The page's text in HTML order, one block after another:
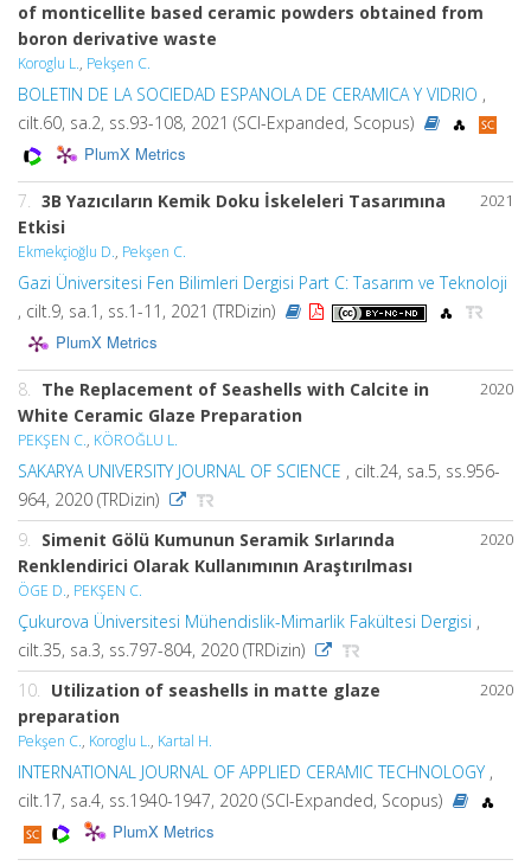
of monticellite based ceramic powders obtained from
boron derivative waste
Koroglu L., Pekşen C.
BOLETIN DE LA SOCIEDAD ESPANOLA DE CERAMICA Y VIDRIO ,
cilt.60, sa.2, ss.93-108, 2021 (SCI-Expanded, Scopus)
PlumX Metrics
2021
7. 3B Yazıcıların Kemik Doku İskeleleri Tasarımına
Etkisi
Ekmekçioğlu D., Pekşen C.
Gazi Üniversitesi Fen Bilimleri Dergisi Part C: Tasarım ve Teknoloji
, cilt.9, sa.1, ss.1-11, 2021 (TRDizin)
PlumX Metrics
2020
8. The Replacement of Seashells with Calcite in
White Ceramic Glaze Preparation
PEKŞEN C., KÖROĞLU L.
SAKARYA UNIVERSITY JOURNAL OF SCIENCE , cilt.24, sa.5, ss.956-
964, 2020 (TRDizin)
2020
9. Simenit Gölü Kumunun Seramik Sırlarında
Renklendirici Olarak Kullanımının Araştırılması
ÖGE D., PEKŞEN C.
Çukurova Üniversitesi Mühendislik-Mimarlik Fakültesi Dergisi ,
cilt.35, sa.3, ss.797-804, 2020 (TRDizin)
2020
10. Utilization of seashells in matte glaze
preparation
Pekşen C., Koroglu L., Kartal H.
INTERNATIONAL JOURNAL OF APPLIED CERAMIC TECHNOLOGY ,
cilt.17, sa.4, ss.1940-1947, 2020 (SCI-Expanded, Scopus)
PlumX Metrics